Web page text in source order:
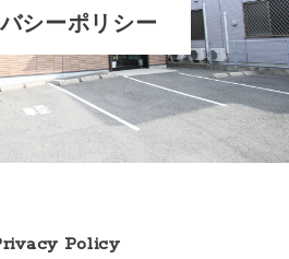
シーポリシー
Policy